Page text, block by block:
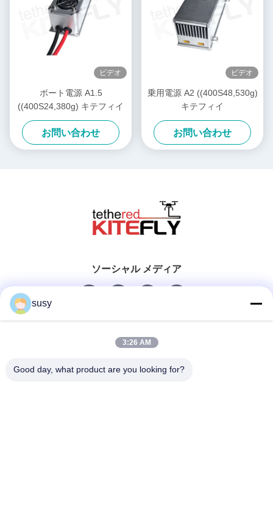
ビデオ
ボート電源 A1.5
((400S24,380g) キテフィイ
お問い合わせ
ビデオ
乗用電源 A2 ((400S48,530g)
キテフィイ
お問い合わせ
ソーシャル メディア
迅速な連絡
susy
3:26 AM
Good day, what product are you looking for?